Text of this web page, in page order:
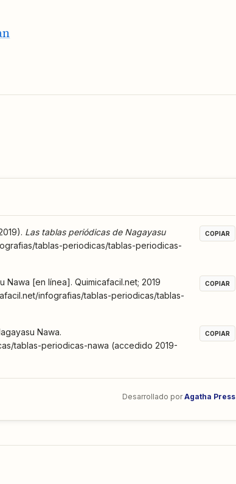
Las tablas periódicas de Nagayasu
tablas-periodicas/tablas-periodicas-
COPIAR
Nawa [en línea]. Quimicafacil.net; 2019
infografias/tablas-periodicas/tablas-
COPIAR
Nawa.
tablas-periodicas-nawa (accedido 2019-
COPIAR
Desarrollado por Agatha Press